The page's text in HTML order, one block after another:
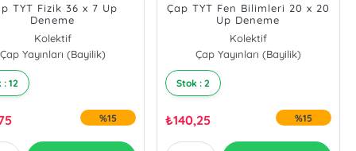
TYT Fizik 36 x 7 Up
Deneme
Kolektif
Çap Yayınları (Bayilik)
12
%15
Çap TYT Fen Bilimleri 20 x 20
Up Deneme
Kolektif
Çap Yayınları (Bayilik)
Stok : 2
₺140,25 %15